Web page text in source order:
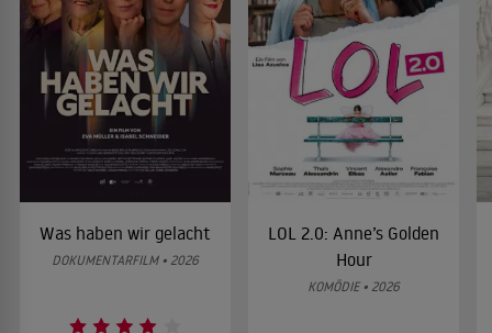
Was haben wir gelacht
DOKUMENTARFILM • 2026
LOL 2.0: Anne’s Golden
Hour
KOMÖDIE • 2026